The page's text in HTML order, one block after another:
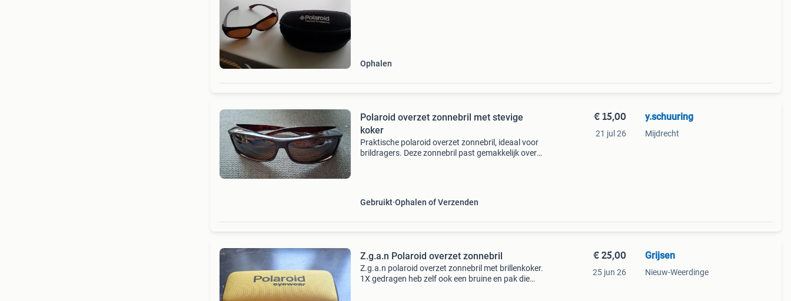
Ophalen
Polaroid overzet zonnebril met stevige
koker
Praktische polaroid overzet zonnebril, ideaal voor
brildragers. Deze zonnebril past gemakkelijk over
Gebruikt Ophalen of Verzenden
€ 15,00
21 jul 26
y.schuuring
Mijdrecht
Z.g.a.n Polaroid overzet zonnebril
Z.g.a.n polaroid overzet zonnebril met brillenkoker.
1X gedragen heb zelf ook een bruine en pak die
€ 25,00
25 jun 26
Grijsen
Nieuw-Weerdinge